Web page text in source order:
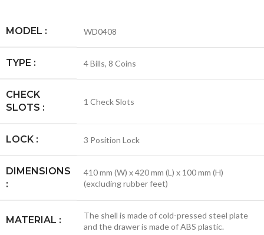
MODEL : WD0408
TYPE : 4 Bills, 8 Coins
CHECK
SLOTS :
1 Check Slots
LOCK : 3 Position Lock
DIMENSIONS
:
410 mm (W) x 420 mm (L) x 100 mm (H)
(excluding rubber feet)
MATERIAL :
The shell is made of cold-pressed steel plate
and the drawer is made of ABS plastic.